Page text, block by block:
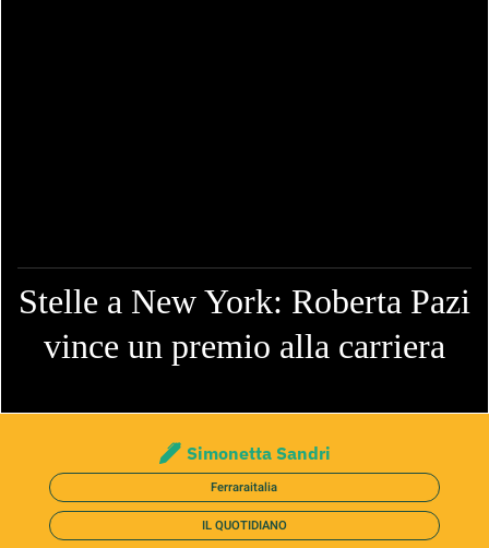
Stelle a New York: Roberta Pazi
vince un premio alla carriera
Simonetta Sandri
Ferraraitalia
IL QUOTIDIANO